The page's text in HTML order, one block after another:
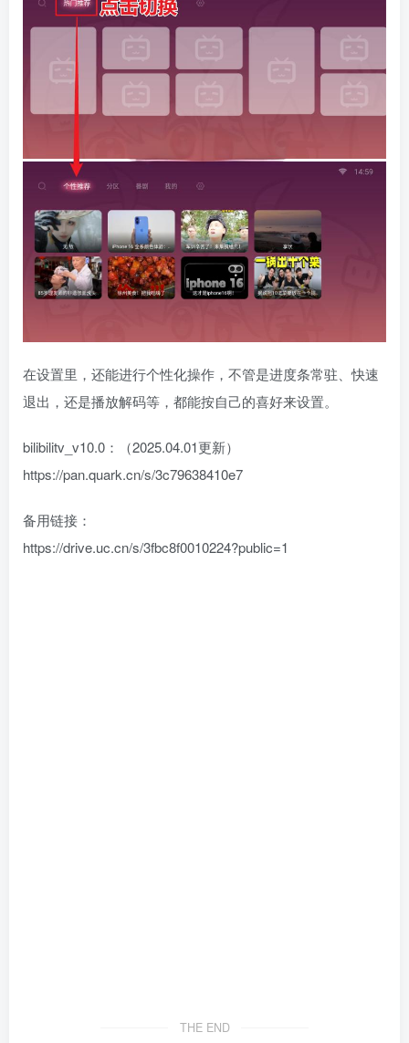
在设置里，还能进行个性化操作，不管是进度条常驻、快速
退出，还是播放解码等，都能按自己的喜好来设置。
bilibilitv_v10.0：（2025.04.01更新）
https://pan.quark.cn/s/3c79638410e7
备用链接：
https://drive.uc.cn/s/3fbc8f0010224?public=1
THE END